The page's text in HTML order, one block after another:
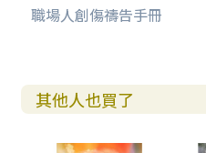
職場人創傷禱告手冊
其他人也買了